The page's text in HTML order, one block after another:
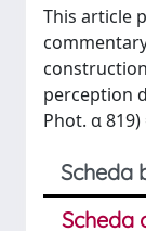
This article
perception
Phot. α 819)
Scheda
Scheda